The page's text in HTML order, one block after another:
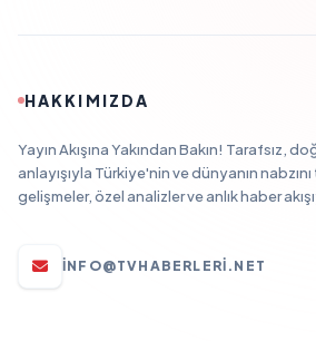
HAKKIMIZDA
Yayın Akışına Yakından Bakın! Tarafsız,
anlayışıyla Türkiye'nin ve dünyanın
gelişmeler, özel analizler ve anlık haber
INFO@TVHABERLERI.NET